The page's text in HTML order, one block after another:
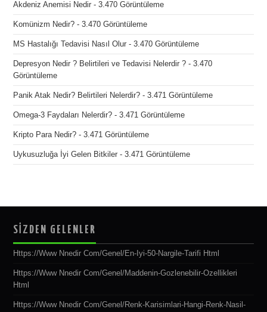
Akdeniz Anemisi Nedir - 3.470 Görüntüleme
Komünizm Nedir? - 3.470 Görüntüleme
MS Hastalığı Tedavisi Nasıl Olur - 3.470 Görüntüleme
Depresyon Nedir ? Belirtileri ve Tedavisi Nelerdir ? - 3.470
Görüntüleme
Panik Atak Nedir? Belirtileri Nelerdir? - 3.471 Görüntüleme
Omega-3 Faydaları Nelerdir? - 3.471 Görüntüleme
Kripto Para Nedir? - 3.471 Görüntüleme
Uykusuzluğa İyi Gelen Bitkiler - 3.471 Görüntüleme
SİZDEN GELENLER
Https://www Nnedir Com/genel/en-Iyi-50-Nargile-Tarifi Html
Https://www Nnedir Com/genel/maddenin-Gozlenebilir-Ozellikleri
Html
Https://www Nnedir Com/genel/renk-Karisimlari-Hangi-Renk-Nasil-